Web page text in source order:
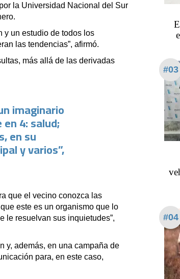
la Universidad Nacional del Sur
y un estudio de todos los
las tendencias”, afirmó.
más allá de las derivadas
imaginario
4: salud;
en su
y varios”,
que el vecino conozca las
este es un organismo que lo
le resuelvan sus inquietudes”,
y, además, en una campaña de
para, en este caso,
#03
#04